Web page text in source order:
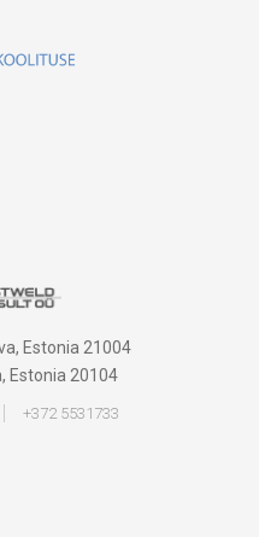
Estonia 21004
Estonia 20104
+372 5531733